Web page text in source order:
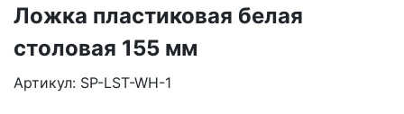
Ложка пластиковая белая
столовая 155 мм
Артикул: SP-LST-WH-1